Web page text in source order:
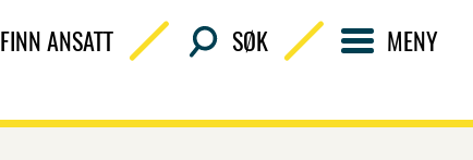
FINN ANSATT SØK MENY